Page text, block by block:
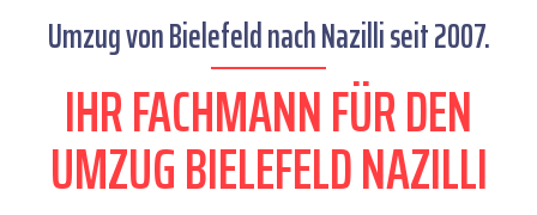
Umzug von Bielefeld nach Nazilli seit 2007.
IHR FACHMANN FÜR DEN
UMZUG BIELEFELD NAZILLI